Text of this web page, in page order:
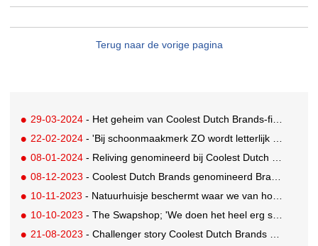
Terug naar de vorige pagina
29-03-2024 - Het geheim van Coolest Dutch Brands-finalist Smyle
22-02-2024 - 'Bij schoonmaakmerk ZO wordt letterlijk niets verspild of weggegooid'
08-01-2024 - Reliving genomineerd bij Coolest Dutch Brands: 'Wij willen ons verhaal met de massa delen'
08-12-2023 - Coolest Dutch Brands genomineerd Brandt & Levie: 'Wij hebben geen makkelijk verhaal'
10-11-2023 - Natuurhuisje beschermt waar we van houden
10-10-2023 - The Swapshop; 'We doen het heel erg sàmen'
21-08-2023 - Challenger story Coolest Dutch Brands genomineerd Hands Off